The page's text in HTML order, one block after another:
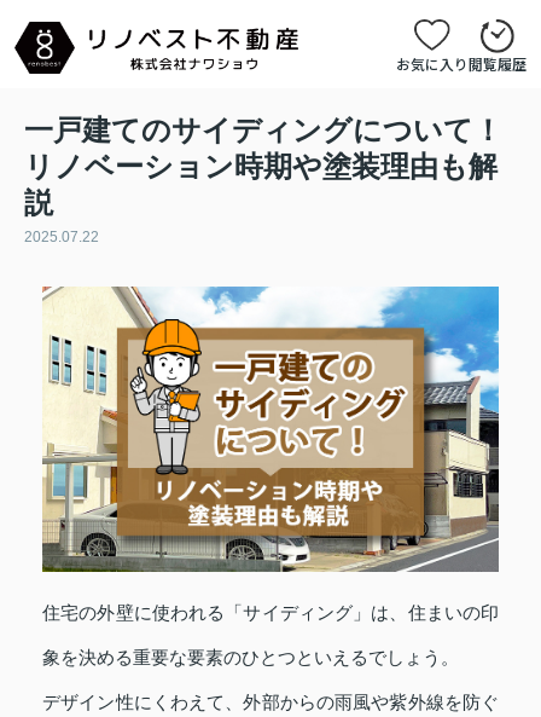
お気に入り閲覧履歴
一戸建てのサイディングについて！
リノベーション時期や塗装理由も解
説
2025.07.22
住宅の外壁に使われる「サイディング」は、住まいの印
象を決める重要な要素のひとつといえるでしょう。
デザイン性にくわえて、外部からの雨風や紫外線を防ぐ